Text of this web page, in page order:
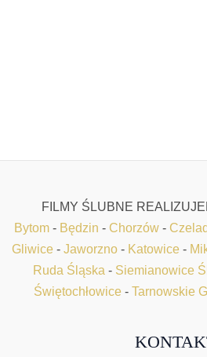
FILMY ŚLUBNE
Bytom - Będzin - Chorzów -
Gliwice- Jaworzno- Katowice-
Ruda Śląska - Siemianowice
Świętochłowice - Tarnowskie